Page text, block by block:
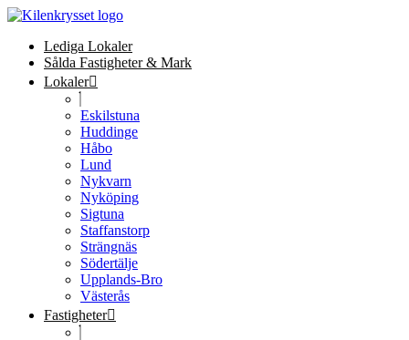
Lediga Lokaler
Sålda Fastigheter & Mark
Lokaler
Eskilstuna
Huddinge
Håbo
Lund
Nykvarn
Nyköping
Sigtuna
Staffanstorp
Strängnäs
Södertälje
Upplands-Bro
Västerås
Fastigheter